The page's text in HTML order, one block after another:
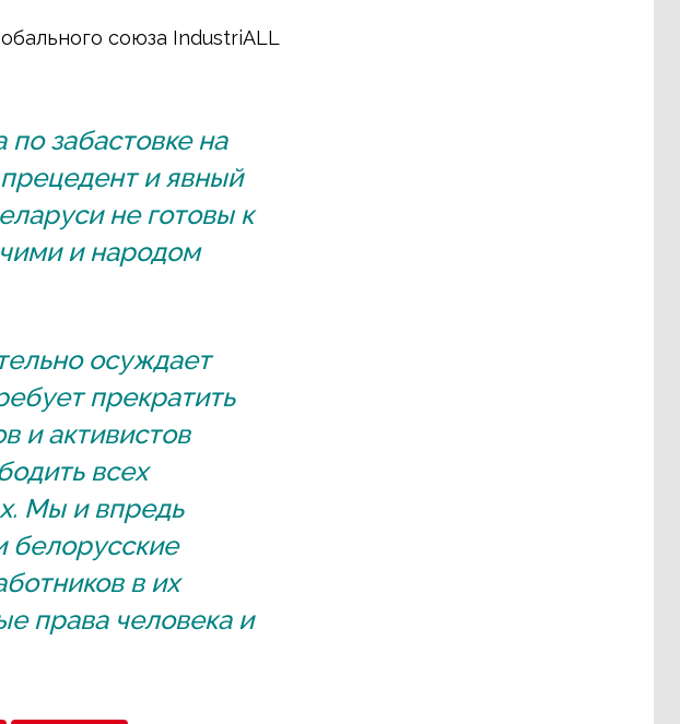
союза IndustriALL
забастовке на
и явный
не готовы к
и народом
осуждает
прекратить
и активистов
всех
Мы и впредь
белорусские
в их
права человека и